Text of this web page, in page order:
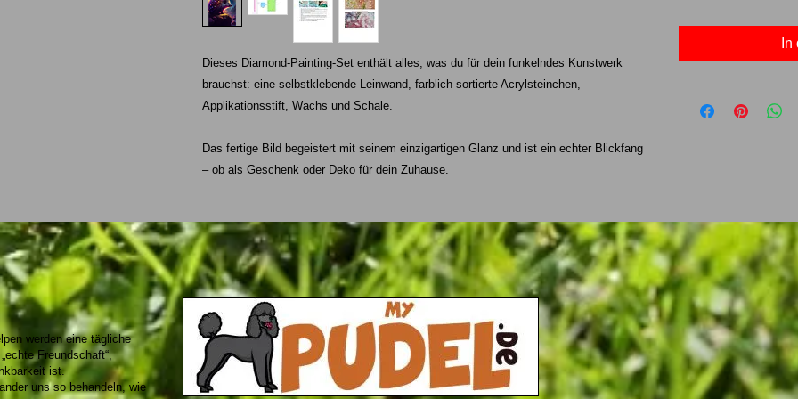
Dieses Diamond-Painting-Set enthält alles, was du für dein funkelndes Kunstwerk
brauchst: eine selbstklebende Leinwand, farblich sortierte Acrylsteinchen,
Applikationsstift, Wachs und Schale.
Das fertige Bild begeistert mit seinem einzigartigen Glanz und ist ein echter Blickfang
– ob als Geschenk oder Deko für dein Zuhause.
werden eine tägliche
Freundschaft“,
ist.
uns so behandeln, wie